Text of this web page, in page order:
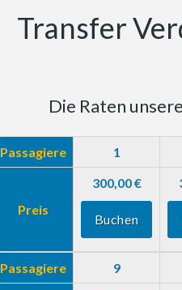
Transfer
Die Raten
Passagiere 1
Preis
300,00 €
Buchen
Passagiere 9